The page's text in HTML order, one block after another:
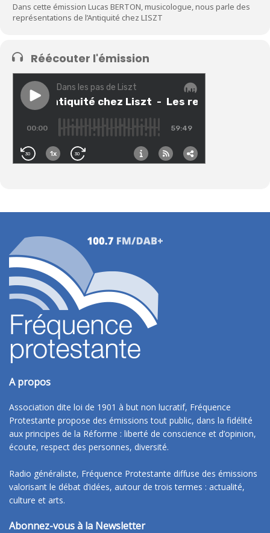
Dans cette émission Lucas BERTON, musicologue, nous parle des
représentations de l’Antiquité chez LISZT
Réécouter l'émission
A propos
Association dite loi de 1901 à but non lucratif, Fréquence
Protestante propose des émissions tout public, dans la fidélité
aux principes de la Réforme : liberté de conscience et d’opinion,
écoute, respect des personnes, diversité.
Radio généraliste, Fréquence Protestante diffuse des émissions
valorisant le débat d’idées, autour de trois termes : actualité,
culture et arts.
Abonnez-vous à la Newsletter